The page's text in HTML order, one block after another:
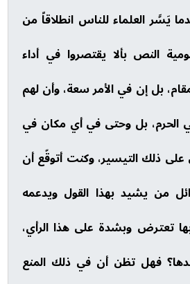
يَسَّر العلماء للناس انطلاقاً من
النص بألا يقتصروا في أداء
بل إن في الأمر سعة، وأن لهم
الحرم، بل وحتى في أي مكان في
ذلك التيسير، وكنت أتوقّع أن
من يشيد بهذا القول ويدعمه
بها تعترض وبشدة على هذا الرأي،
فهل تظن أن في ذلك المنع